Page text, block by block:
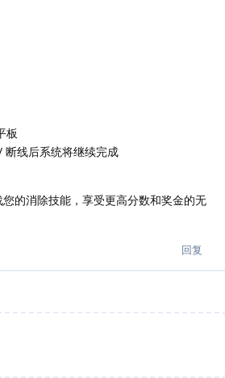
板
线后系统将继续完成
的消除技能，享受更高分数和奖金的无
回复